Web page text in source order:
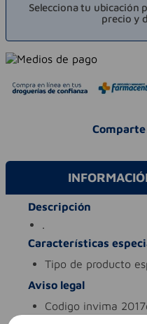
Selecciona tu ubicación
precio y
Comparte
Descripción
.
Características
tipo de producto
Aviso legal
codigo invima